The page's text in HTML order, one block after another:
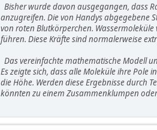
Bisher wurde davon ausgegangen, dass
anzugreifen. Die von Handys abgegebene
von roten Blutkörperchen.
führen. Diese Kräfte sind normalerweise
Das vereinfachte mathematische Modell
Es zeigte sich, dass alle Moleküle ihre
die Höhe. Werden diese Ergebnisse durch
könnten zu einem Zusammenklumpen